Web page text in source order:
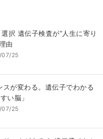
択 遺伝子検査が“人生に寄り
由
07/25
スが変わる。遺伝子でわかる
い脳」
07/25